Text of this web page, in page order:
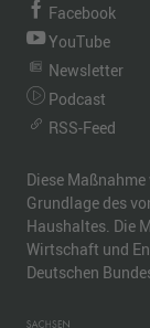
Facebook
YouTube
Newsletter
Podcast
RSS-Feed
Diese
Grundlage des
Haushaltes. Die
Wirtschaft und
Deutschen